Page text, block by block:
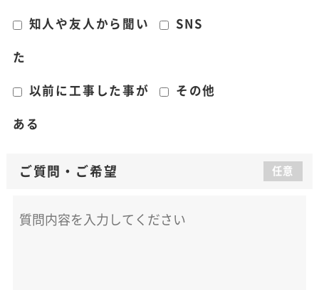
知人や友人から聞い
た
SNS
以前に工事した事が
ある
その他
ご質問 ・ ご希望 任意